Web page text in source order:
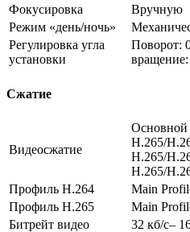
Фокусировка
Вручную
Режим «день/ночь»
Регулировка угла
установки
Поворот:
вращение:
Сжатие
Видеосжатие
Основной
H.265/
H.265/
H.265/
Профиль H.264
Main
Профиль H.265
Main
Битрейт видео
32 кб/с–